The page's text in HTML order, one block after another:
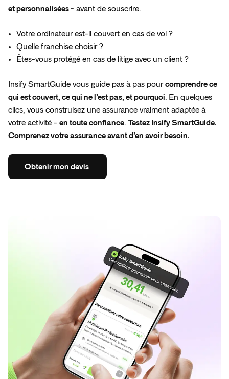
et personnalisées - avant de souscrire.
Votre ordinateur est-il couvert en cas de vol ?
Quelle franchise choisir ?
Êtes-vous protégé en cas de litige avec un client ?
Insify SmartGuide vous guide pas à pas pourcomprendre ce
qui est couvert, ce qui ne l’est pas, et pourquoi. En quelques
clics, vous construisez une assurance vraiment adaptée à
votre activité - en toute confiance. Testez Insify SmartGuide.
Comprenez votre assurance avant d’en avoir besoin.
Obtenirmon devis